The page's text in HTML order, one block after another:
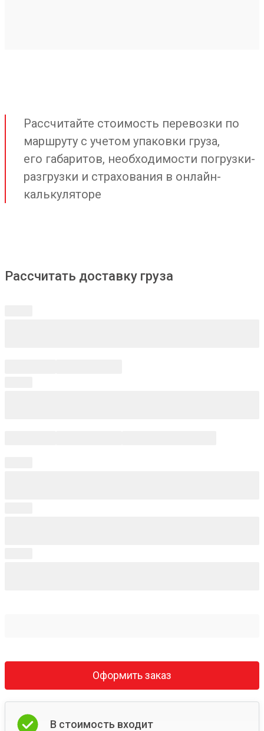
Рассчитайте стоимость перевозки по
маршруту с учетом упаковки груза,
его габаритов, необходимости погрузки-
разгрузки и страхования в онлайн-
калькуляторе
Рассчитать доставку груза
Оформить заказ
В стоимость входит